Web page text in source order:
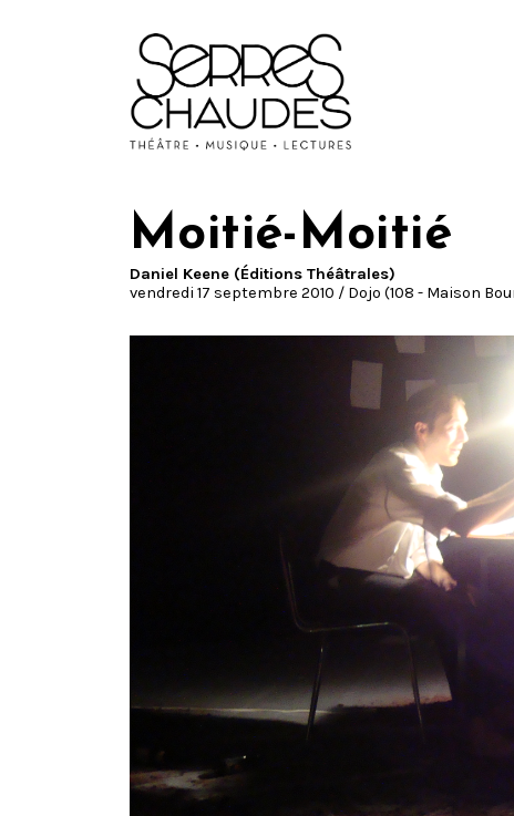
Moitié-Moitié
Daniel Keene (Éditions Théâtrales)
vendredi 17 septembre 2010 / Dojo (108 - Maison